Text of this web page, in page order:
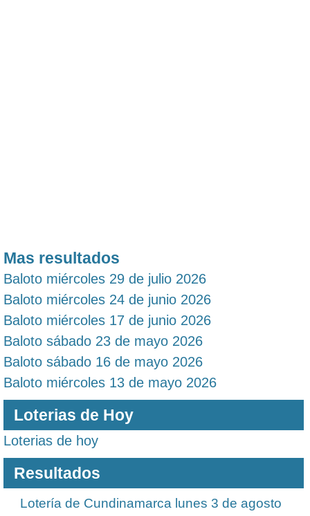
Mas resultados
Baloto miércoles 29 de julio 2026
Baloto miércoles 24 de junio 2026
Baloto miércoles 17 de junio 2026
Baloto sábado 23 de mayo 2026
Baloto sábado 16 de mayo 2026
Baloto miércoles 13 de mayo 2026
Loterias de Hoy
Loterias de hoy
Resultados
Lotería de Cundinamarca lunes 3 de agosto